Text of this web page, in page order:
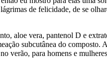
de felicidade, de se
aloe vera, pantenol D e
subcutânea do composto.
verão, para homens e